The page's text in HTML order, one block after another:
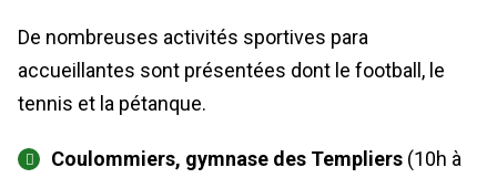
De nombreuses activités sportives para
accueillantes sont présentées dont le football, le
tennis et la pétanque.
Coulommiers, gymnase des Templiers (10h à